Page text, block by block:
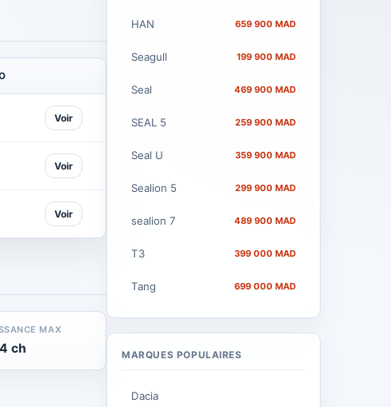
Voir
Voir
Voir
MAX
ch
HAN 659 900 MAD
Seagull 199 900 MAD
Seal 469 900 MAD
SEAL 5 259 900 MAD
Seal U 359 900 MAD
Sealion 5 299 900 MAD
sealion 7 489 900 MAD
T3 399 000 MAD
Tang 699 000 MAD
MARQUES POPULAIRES
Dacia